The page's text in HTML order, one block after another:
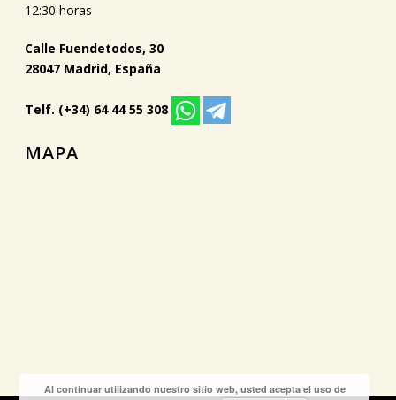
12:30 horas
Calle Fuendetodos, 30
28047 Madrid, España
Telf. (+34) 64 44 55 308
MAPA
Al continuar utilizando nuestro sitio web, usted acepta el uso de